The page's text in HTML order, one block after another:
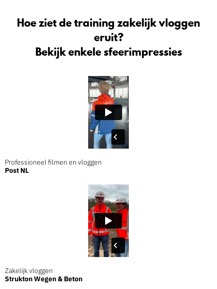
Hoe ziet de training zakelijk vloggen
eruit?
Bekijk enkele sfeerimpressies
Professioneel filmen en vloggen
Post NL
Zakelijk vloggen
Strukton Wegen & Beton